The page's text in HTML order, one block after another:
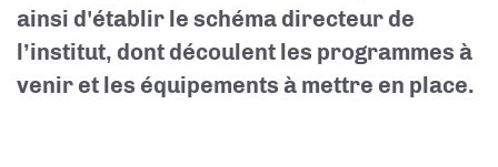
ainsi d'établir le schéma directeur de
l’institut, dont découlent les programmes à
venir et les équipements à mettre en place.